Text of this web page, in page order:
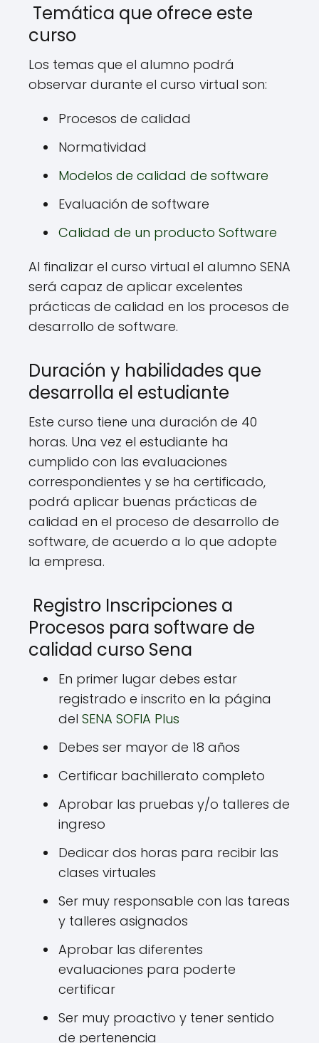
Temática que ofrece este
curso
Los temas que el alumno podrá
observar durante el curso virtual son:
Procesos de calidad
Normatividad
Modelos de calidad de software
Evaluación de software
Calidad de un producto Software
Al finalizar el curso virtual el alumno SENA
será capaz de aplicar excelentes
prácticas de calidad en los procesos de
desarrollo de software.
Duración y habilidades que
desarrolla el estudiante
Este curso tiene una duración de 40
horas. Una vez el estudiante ha
cumplido con las evaluaciones
correspondientes y se ha certificado,
podrá aplicar buenas prácticas de
calidad en el proceso de desarrollo de
software, de acuerdo a lo que adopte
la empresa.
Registro Inscripciones a
Procesos para software de
calidad curso Sena
En primer lugar debes estar
registrado e inscrito en la página
del SENA SOFIA Plus
Debes ser mayor de 18 años
Certificar bachillerato completo
Aprobar las pruebas y/o talleres de
ingreso
Dedicar dos horas para recibir las
clases virtuales
Ser muy responsable con las tareas
y talleres asignados
Aprobar las diferentes
evaluaciones para poderte
certificar
Ser muy proactivo y tener sentido
de pertenencia